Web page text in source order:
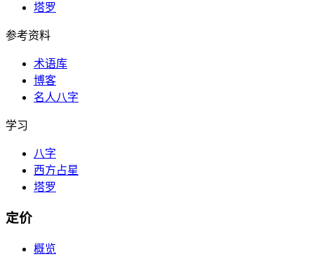
塔罗
参考资料
术语库
博客
名人八字
学习
八字
西方占星
塔罗
定价
概览